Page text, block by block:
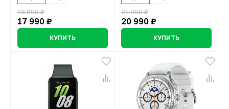
18 890 ₽
17 990 ₽
КУПИТЬ
21 990 ₽
20 990 ₽
КУПИТЬ